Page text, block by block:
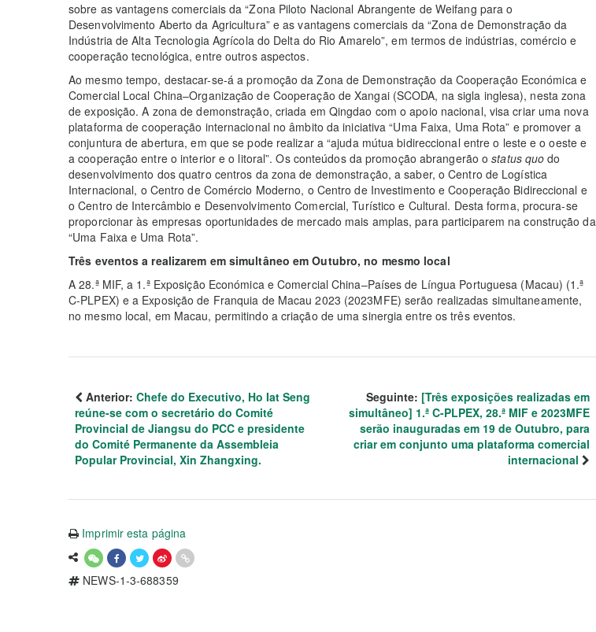
sobre as vantagens comerciais da “Zona Piloto Nacional Abrangente de Weifang para o
Desenvolvimento Aberto da Agricultura” e as vantagens comerciais da “Zona de Demonstração da
Indústria de Alta Tecnologia Agrícola do Delta do Rio Amarelo”, em termos de indústrias, comércio e
cooperação tecnológica, entre outros aspectos.
Ao mesmo tempo, destacar-se-á a promoção da Zona de Demonstração da Cooperação Económica e
Comercial Local China–Organização de Cooperação de Xangai (SCODA, na sigla inglesa), nesta zona
de exposição. A zona de demonstração, criada em Qingdao com o apoio nacional, visa criar uma nova
plataforma de cooperação internacional no âmbito da iniciativa “Uma Faixa, Uma Rota” e promover a
conjuntura de abertura, em que se pode realizar a “ajuda mútua bidireccional entre o leste e o oeste e
a cooperação entre o interior e o litoral”. Os conteúdos da promoção abrangerão ostatus quodo
desenvolvimento dos quatro centros da zona de demonstração, a saber, o Centro de Logística
Internacional, o Centro de Comércio Moderno, o Centro de Investimento e Cooperação Bidireccional e
o Centro de Intercâmbio e Desenvolvimento Comercial, Turístico e Cultural. Desta forma, procura-se
proporcionar às empresas oportunidades de mercado mais amplas, para participarem na construção da
“Uma Faixa e Uma Rota”.
Três eventos a realizarem em simultâneo em Outubro, no mesmo local
A 28.ª MIF, a 1.ª Exposição Económica e Comercial China–Países de Língua Portuguesa (Macau) (1.ª
C-PLPEX) e a Exposição de Franquia de Macau 2023 (2023MFE) serão realizadas simultaneamente,
no mesmo local, em Macau, permitindo a criação de uma sinergia entre os três eventos.
Anterior: Chefe do Executivo, Ho Iat Seng
reúne-se com o secretário do Comité
Provincial de Jiangsu do PCC e presidente
do Comité Permanente da Assembleia
Popular Provincial, Xin Zhangxing.
Seguinte: [Três exposições realizadas em
simultâneo] 1.ª C-PLPEX, 28.ª MIF e 2023MFE
serão inauguradas em 19 de Outubro, para
criar em conjunto uma plataforma comercial
internacional
Imprimir esta página
NEWS-1-3-688359